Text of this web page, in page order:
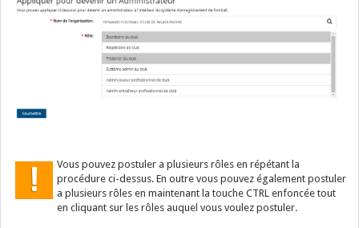
Vous pouvez postuler a plusieurs rôles en répétant la
procédure ci-dessus. En outre vous pouvez également postuler
a plusieurs rôles en maintenant la touche CTRL enfoncée tout
en cliquant sur les rôles auquel vous voulez postuler.